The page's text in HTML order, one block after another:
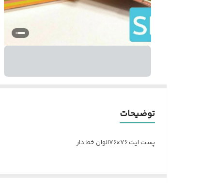
توضیحات
پست ایت ۷۶×۷۶الوان خط دار